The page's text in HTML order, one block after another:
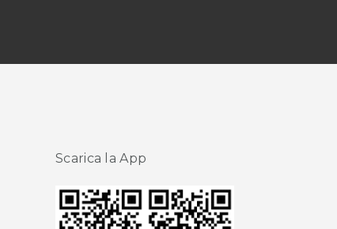
Scarica la App